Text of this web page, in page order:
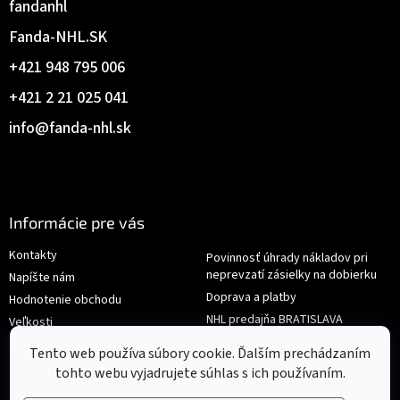
Tento web používa súbory cookie. Ďalším prechádzaním
tohto webu vyjadrujete súhlas s ich používaním.
info@fanda-nhl.sk
+421 2 21 025 041
+421 948 795 006
Fanda-NHL.SK
fandanhl
Informácie pre vás
Kontakty
Napíšte nám
Hodnotenie obchodu
Veľkosti
Obchodné podmienky
Povinnosť úhrady nákladov pri
neprevzatí zásielky na dobierku
Doprava a platby
NHL predajňa BRATISLAVA
Reklamace/Výměna